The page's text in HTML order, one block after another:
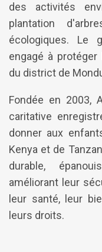
des activités
plantation
écologiques. Le
engagé à
du district de
Fondée en 2003,
caritative
donner aux
Kenya et de
durable,
améliorant leur
leur santé, leur
leurs droits.